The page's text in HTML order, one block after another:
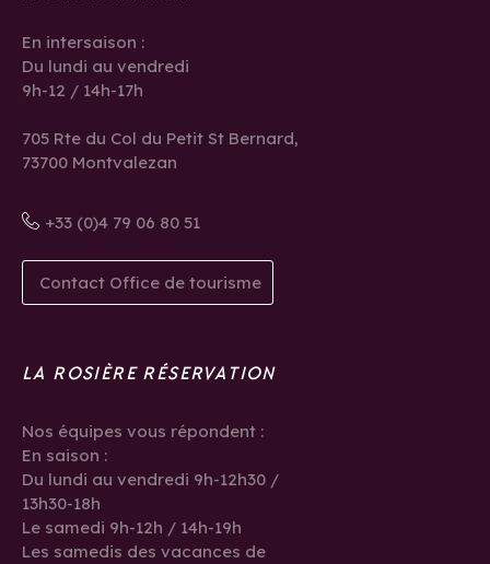
En intersaison :
Du lundi au vendredi
9h-12 / 14h-17h
705 Rte du Col du Petit St Bernard,
73700 Montvalezan
+33 (0)4 79 06 80 51
Contact Office de tourisme
LA ROSIÈRE RÉSERVATION
Nos équipes vous répondent :
En saison :
Du lundi au vendredi 9h-12h30 /
13h30-18h
Le samedi 9h-12h / 14h-19h
Les samedis des vacances de